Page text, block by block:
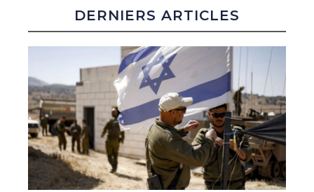
DERNIERS ARTICLES